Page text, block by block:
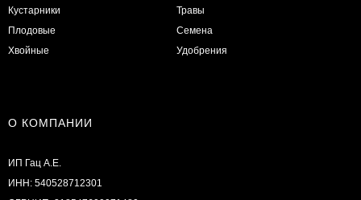
Кустарники
Плодовые
Хвойные
Травы
Семена
Удобрения
О КОМПАНИИ
ИП Гац А.Е.
ИНН: 540528712301